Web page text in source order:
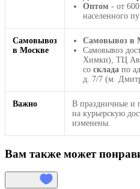
Оптом - от
населенного
Самовывоз
в Москве
Самовывоз в
Самовывоз
Химки), ТЦ
со склада по
д. 7/7 (м.
Важно
В праздничные и
на курьерскую
изменены.
Вам также может